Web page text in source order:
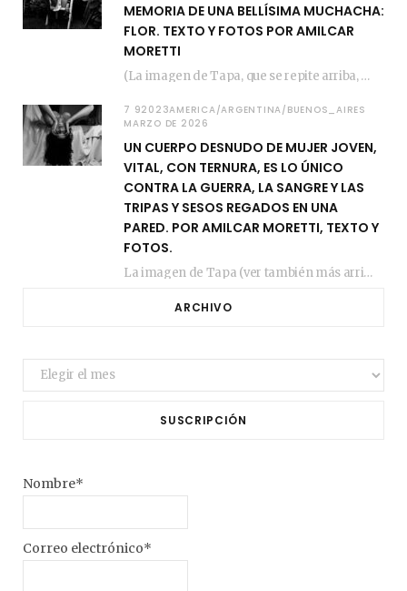
MEMORIA DE UNA BELLÍSIMA MUCHACHA:
FLOR. TEXTO Y FOTOS POR AMILCAR
MORETTI
(La imagen de Tapa, que se repite arriba, fue compuesta por Amilcar Moretti el viernes…
7 92023AMERICA/ARGENTINA/BUENOS_AIRES
MARZO DE 2026
UN CUERPO DESNUDO DE MUJER JOVEN,
VITAL, CON TERNURA, ES LO ÚNICO
CONTRA LA GUERRA, LA SANGRE Y LAS
TRIPAS Y SESOS REGADOS EN UNA
PARED. POR AMILCAR MORETTI, TEXTO Y
FOTOS.
La imagen de Tapa (ver también más arriba) fue compuesta en estos días de febrero…
ARCHIVO
Archivo
SUSCRIPCIÓN
Nombre*
Correo electrónico*